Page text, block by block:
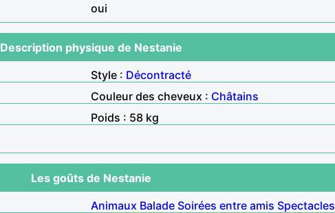
oui
Description physique de Nestanie
Style : Décontracté
Couleur des cheveux : Châtains
Poids : 58 kg
Les goûts de Nestanie
Animaux Balade Soirées entre amis Spectacles